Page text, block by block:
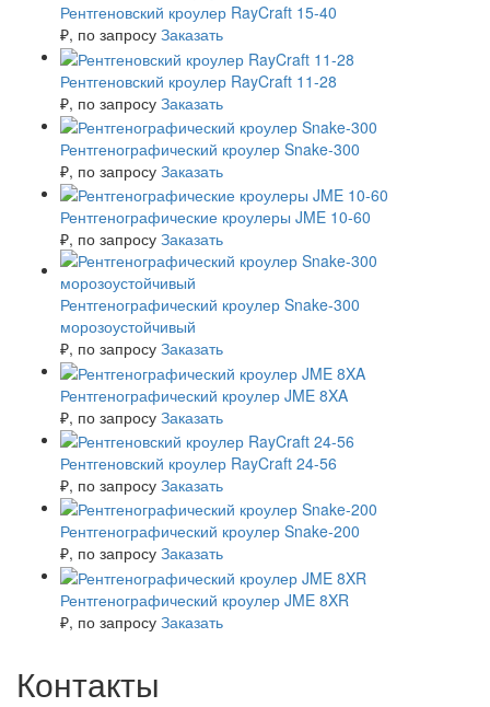
Рентгеновский кроулер RayCraft 15-40
₽, по запросу Заказать
Рентгеновский кроулер RayCraft 11-28
₽, по запросу Заказать
Рентгенографический кроулер Snake-300
₽, по запросу Заказать
Рентгенографические кроулеры JME 10-60
₽, по запросу Заказать
Рентгенографический кроулер Snake-300
морозоустойчивый
₽, по запросу Заказать
Рентгенографический кроулер JME 8XA
₽, по запросу Заказать
Рентгеновский кроулер RayCraft 24-56
₽, по запросу Заказать
Рентгенографический кроулер Snake-200
₽, по запросу Заказать
Рентгенографический кроулер JME 8XR
₽, по запросу Заказать
Контакты